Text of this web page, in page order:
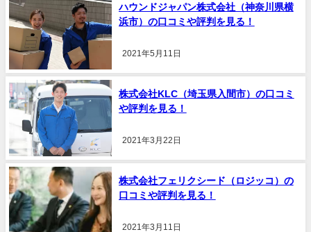
ハウンドジャパン株式会社（神奈川県横
浜市）の口コミや評判を見る！
2021年5月11日
株式会社KLC（埼玉県入間市）の口コミ
や評判を見る！
2021年3月22日
株式会社フェリクシード（ロジッコ）の
口コミや評判を見る！
2021年3月11日